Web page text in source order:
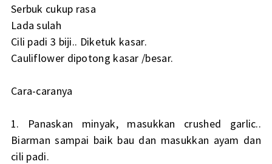
Serbuk cukup rasa
Lada sulah
Cili padi 3 biji.. Diketuk kasar.
Cauliflower dipotong kasar /besar.
Cara-caranya
1. Panaskan minyak, masukkan crushed garlic..
Biarman sampai baik bau dan masukkan ayam dan
cili padi.